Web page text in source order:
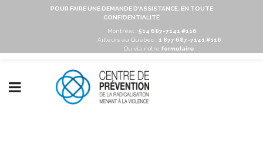
POUR FAIRE UNE DEMANDE D'ASSISTANCE, EN TOUTE
CONFIDENTIALITÉ
Montréal : 514 687-7141 #116
Ailleurs au Québec :
1 877 687-7141 #116
Ou via notre formulaire